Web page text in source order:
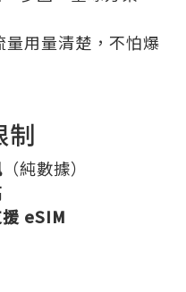
量用量清楚，不怕爆
制
（純數據）
eSIM